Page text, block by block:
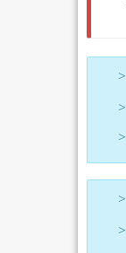
>
>
>
>
>